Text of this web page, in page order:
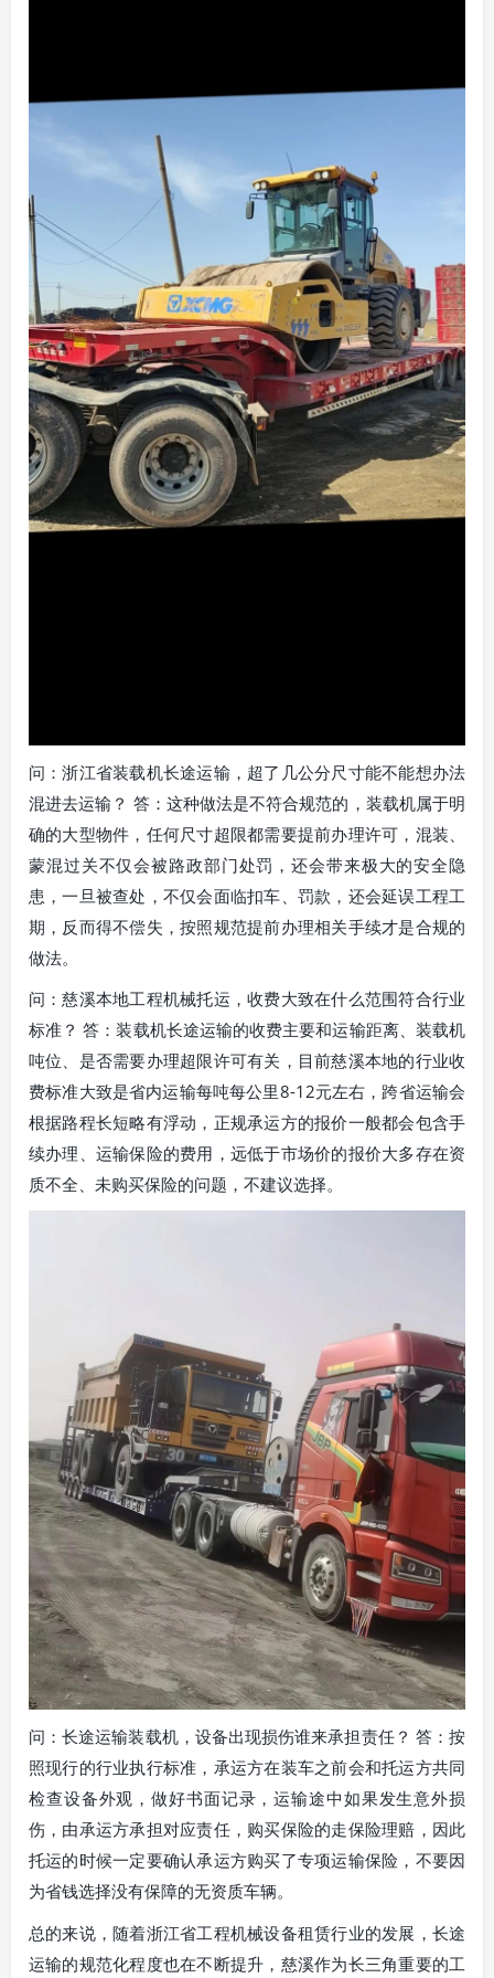
问：浙江省装载机长途运输，超了几公分尺寸能不能想办法
混进去运输？ 答：这种做法是不符合规范的，装载机属于明
确的大型物件，任何尺寸超限都需要提前办理许可，混装、
蒙混过关不仅会被路政部门处罚，还会带来极大的安全隐
患，一旦被查处，不仅会面临扣车、罚款，还会延误工程工
期，反而得不偿失，按照规范提前办理相关手续才是合规的
做法。
问：慈溪本地工程机械托运，收费大致在什么范围符合行业
标准？ 答：装载机长途运输的收费主要和运输距离、装载机
吨位、是否需要办理超限许可有关，目前慈溪本地的行业收
费标准大致是省内运输每吨每公里8-12元左右，跨省运输会
根据路程长短略有浮动，正规承运方的报价一般都会包含手
续办理、运输保险的费用，远低于市场价的报价大多存在资
质不全、未购买保险的问题，不建议选择。
问：长途运输装载机，设备出现损伤谁来承担责任？ 答：按
照现行的行业执行标准，承运方在装车之前会和托运方共同
检查设备外观，做好书面记录，运输途中如果发生意外损
伤，由承运方承担对应责任，购买保险的走保险理赔，因此
托运的时候一定要确认承运方购买了专项运输保险，不要因
为省钱选择没有保障的无资质车辆。
总的来说，随着浙江省工程机械设备租赁行业的发展，长途
运输的规范化程度也在不断提升，慈溪作为长三角重要的工